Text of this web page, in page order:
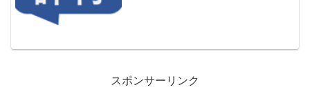
スポンサーリンク